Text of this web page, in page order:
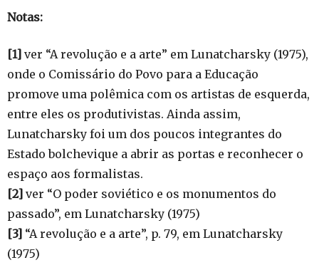
Notas:
[1] ver “A revolução e a arte” em Lunatcharsky (1975),
onde o Comissário do Povo para a Educação
promove uma polêmica com os artistas de esquerda,
entre eles os produtivistas. Ainda assim,
Lunatcharsky foi um dos poucos integrantes do
Estado bolchevique a abrir as portas e reconhecer o
espaço aos formalistas.
[2] ver “O poder soviético e os monumentos do
passado”, em Lunatcharsky (1975)
[3] “A revolução e a arte”, p. 79, em Lunatcharsky
(1975)